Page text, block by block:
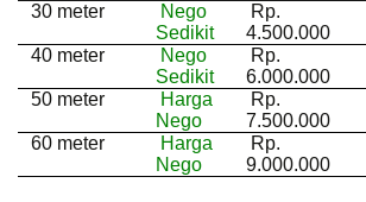
30 meter
Nego
Sedikit
Rp.
4.500.000
40 meter
Nego
Sedikit
Rp.
6.000.000
50 meter
Harga
Nego
Rp.
7.500.000
60 meter
Harga
Nego
Rp.
9.000.000